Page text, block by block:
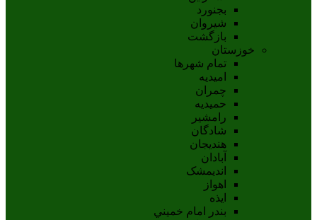
بجنورد
شيروان
بازگشت
خوزستان
تمام شهر‌ها
امیدیه
چمران
حمیدیه
رامشیر
شادگان
هندیجان
آبادان
انديمشک
اهواز
ايذه
بندر امام خميني